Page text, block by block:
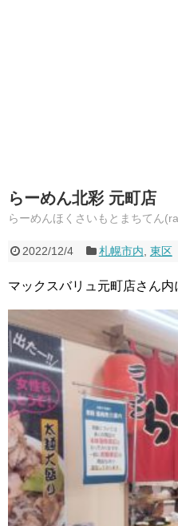
らーめん北彩 元町店
らーめんほくさいもとまちてん
2022/12/4 札幌市内 東区
マックスバリュ元町店さん内